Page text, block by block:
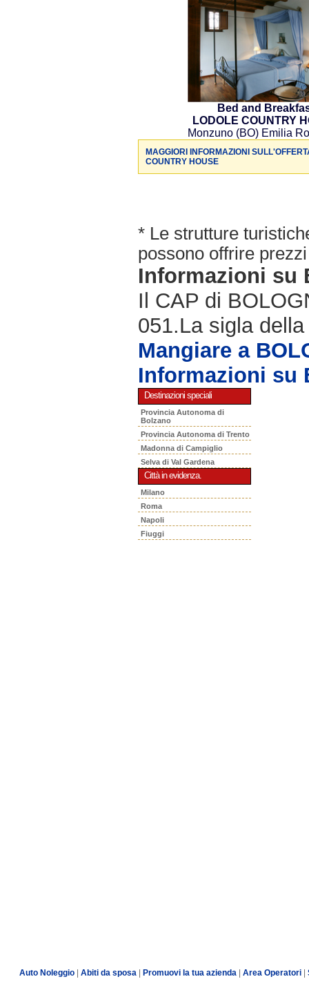
Bed and
LODOLE COUNTRY
Monzuno (BO) Emilia
MAGGIORI INFORMAZIONI
COUNTRY HOUSE
* Le strutture
possono offrire
Informazioni su
Il CAP di
051.La sigla
Mangiare a
Informazioni su
Destinazioni speciali
Provincia Autonoma di
Bolzano
Provincia Autonoma di Trento
Madonna di Campiglio
Selva di Val Gardena
Città in evidenza.
Milano
Roma
Napoli
Fiuggi
Auto Noleggio Abiti da sposa Promuovi la tua azienda Area Operatori